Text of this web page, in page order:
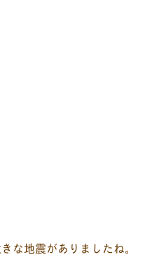
な地震がありましたね。